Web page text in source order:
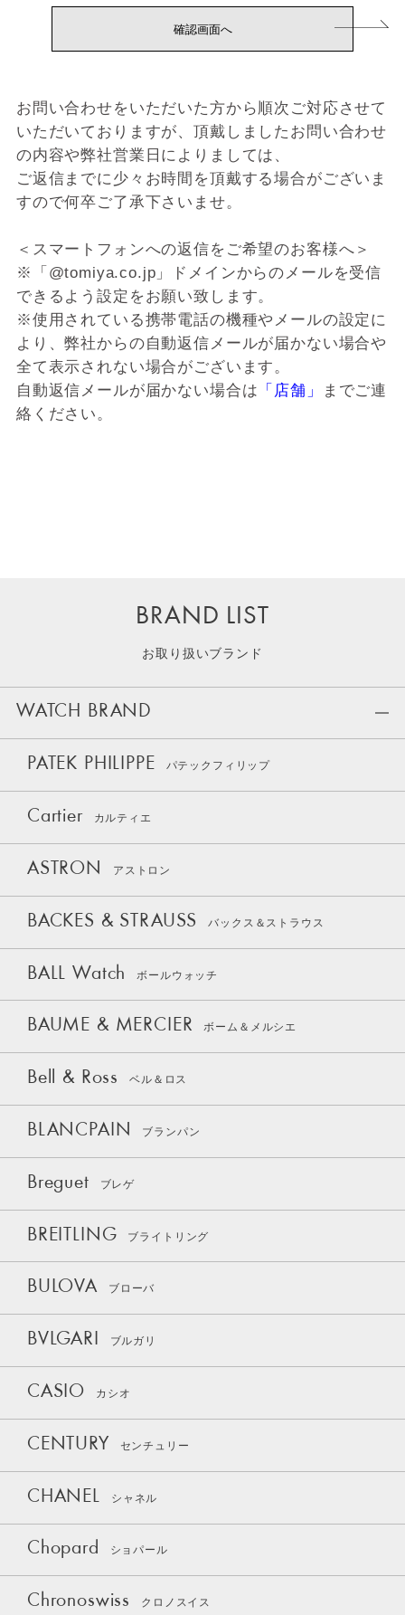
お問い合わせをいただいた方から順次ご対応させて
いただいておりますが、頂戴しましたお問い合わせ
の内容や弊社営業日によりましては、
ご返信までに少々お時間を頂戴する場合がございま
すので何卒ご了承下さいませ。
＜スマートフォンへの返信をご希望のお客様へ＞
※「@tomiya.co.jp」ドメインからのメールを受信
できるよう設定をお願い致します。
※使用されている携帯電話の機種やメールの設定に
より、弊社からの自動返信メールが届かない場合や
全て表示されない場合がございます。
自動返信メールが届かない場合は 「店舗」
までご連
絡ください。
BRAND LIST
お取り扱いブランド
WATCH BRAND
PATEK PHILIPPE パテックフィリップ
Cartier カルティエ
ASTRON アストロン
BACKES & STRAUSS バックス＆ストラウス
BALL Watch ボールウォッチ
BAUME & MERCIER ボーム＆メルシエ
Bell & Ross ベル＆ロス
BLANCPAIN ブランパン
Breguet ブレゲ
BREITLING ブライトリング
BULOVA ブローバ
BVLGARI ブルガリ
CASIO カシオ
CENTURY センチュリー
CHANEL シャネル
Chopard ショパール
Chronoswiss クロノスイス